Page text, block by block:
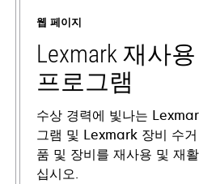
웹 페이지
Lexmark 재사
프로그램
수상 경력에 빛나는
그램 및 Lexmark 장비 수
품 및 장비를 재사용 및 재
십시오.